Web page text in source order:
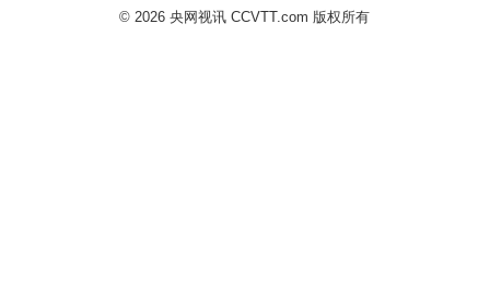
© 2026央网视讯 CCVTT.com 版权所有